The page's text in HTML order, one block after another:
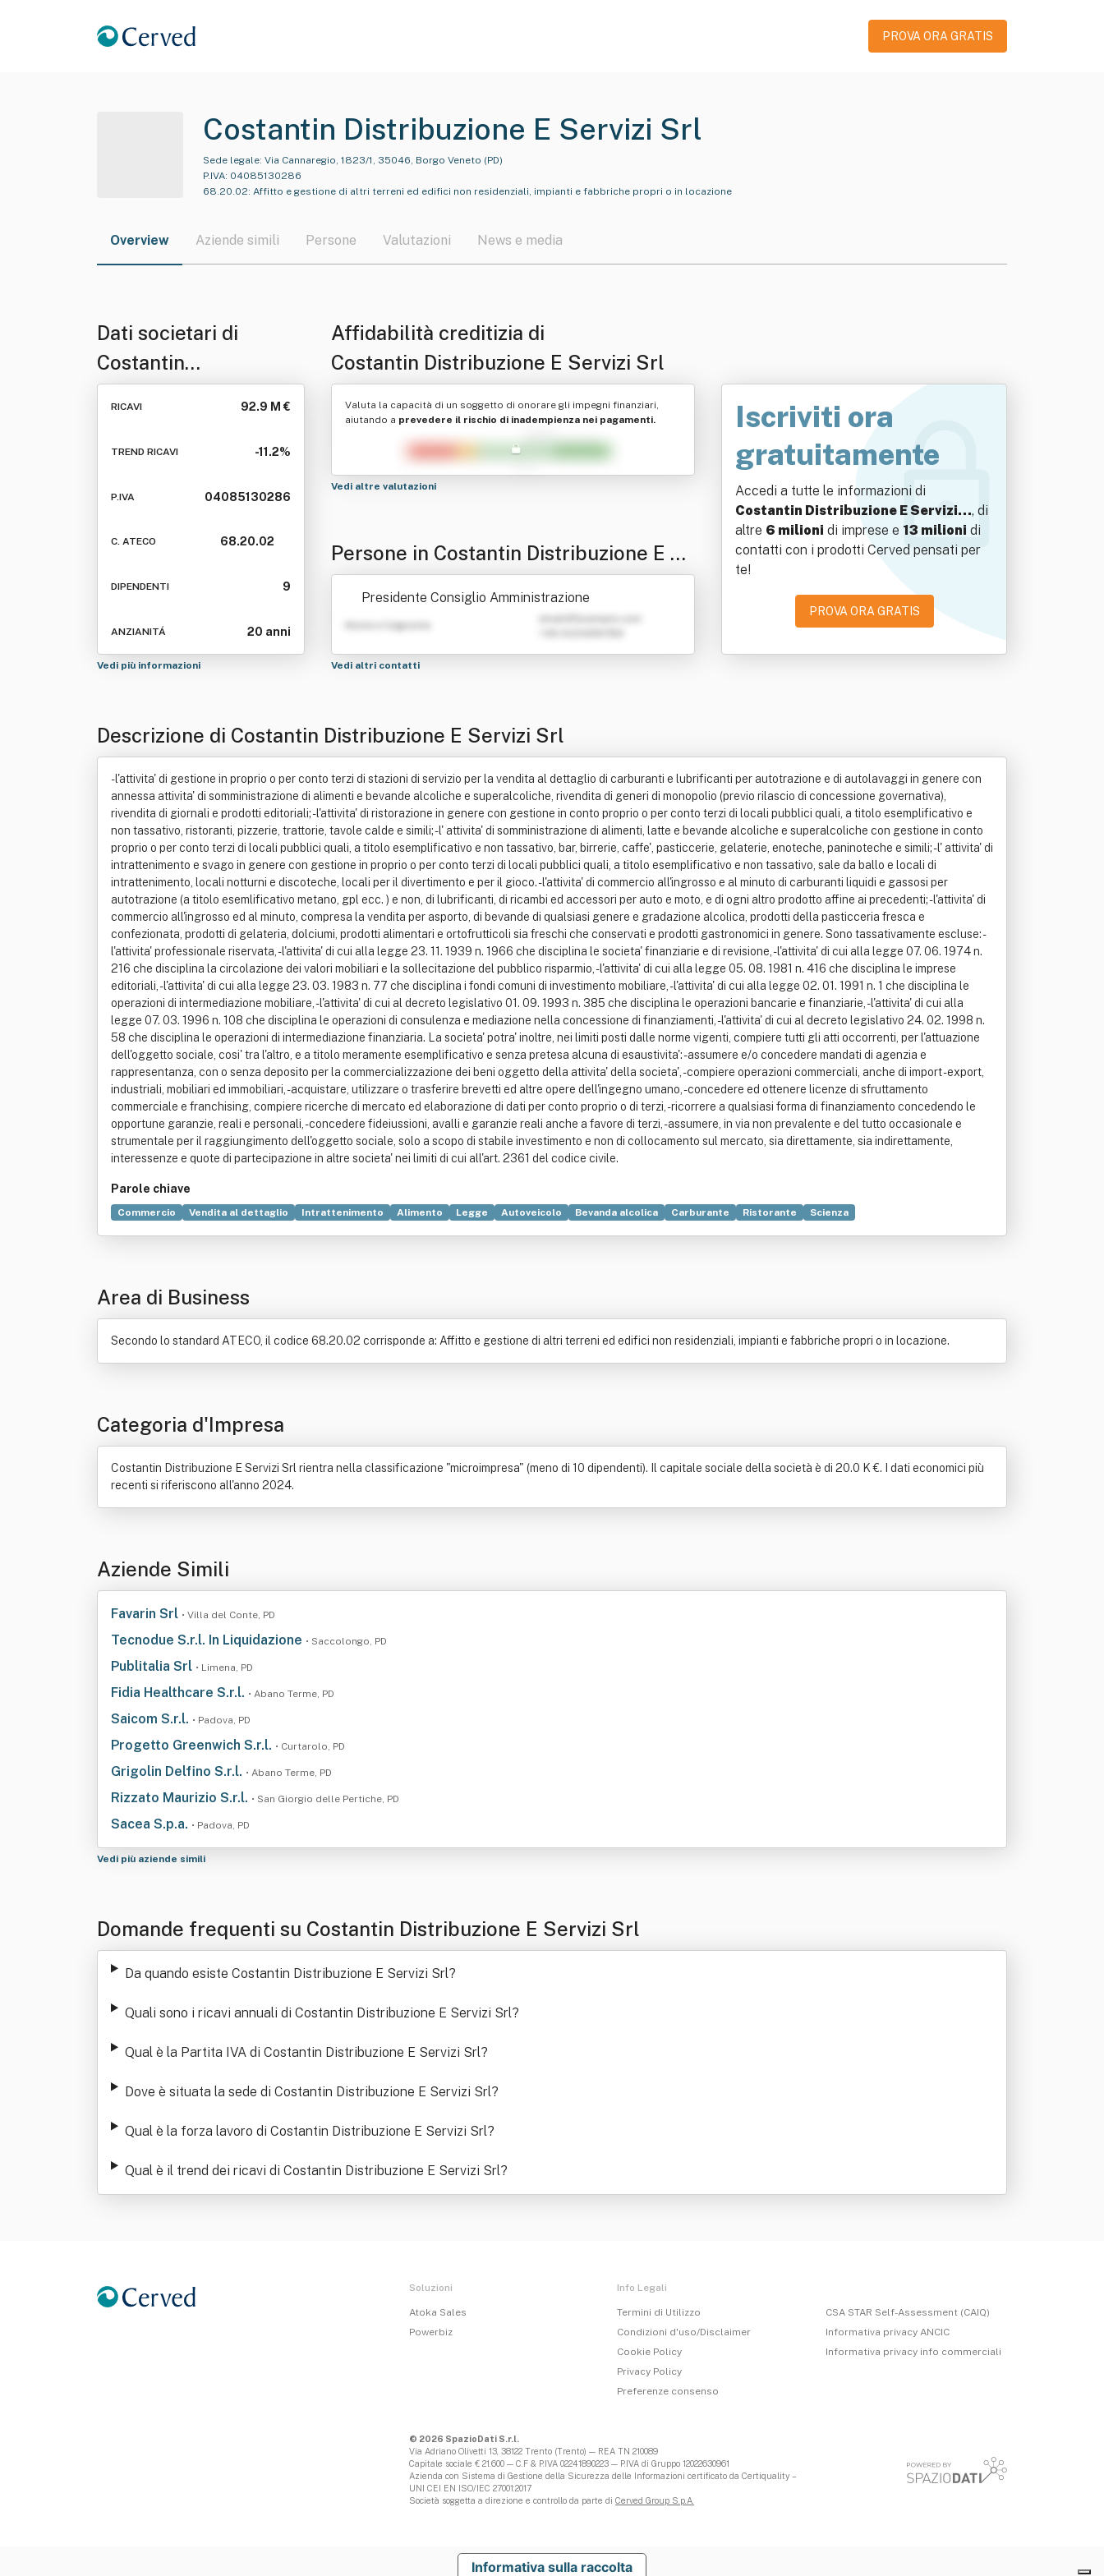
PROVA ORA GRATIS
Costantin Distribuzione E Servizi Srl
Sede legale: Via Cannaregio, 1823/1, 35046, Borgo Veneto (PD)
P.IVA: 04085130286
68.20.02: Affitto e gestione di altri terreni ed edifici non residenziali, impianti e fabbriche propri o in locazione
Overview Aziende simili Persone Valutazioni News e media
Dati societari di
Costantin
Distribuzione E Servizi
RICAVI 92.9 M €
TREND RICAVI -11.2%
P.IVA 04085130286
C. ATECO 68.20.02
DIPENDENTI 9
ANZIANITÁ 20 anni
Vedi più informazioni
Affidabilità creditizia di
Costantin Distribuzione E Servizi Srl
Valuta la capacità di un soggetto di onorare gli impegni finanziari,
aiutando a prevedere il rischio di inadempienza nei pagamenti.
Vedi altre valutazioni
Persone in Costantin Distribuzione E S
ervizi Srl
Presidente Consiglio Amministrazione
Nome e Cognome
Vedi altri contatti
Iscriviti ora
gratuitamente
Accedi a tutte le informazioni di
Costantin Distribuzione E Servizi…, di
altre 6 milioni di imprese e 13 milioni di
contatti con i prodotti Cerved pensati per
te!
PROVA ORA GRATIS
Descrizione di Costantin Distribuzione E Servizi Srl
- l'attivita' di gestione in proprio o per conto terzi di stazioni di servizio per la vendita al dettaglio di carburanti e lubrificanti per autotrazione e di autolavaggi in genere con
annessa attivita' di somministrazione di alimenti e bevande alcoliche e superalcoliche, rivendita di generi di monopolio (previo rilascio di concessione governativa),
rivendita di giornali e prodotti editoriali; - l'attivita' di ristorazione in genere con gestione in conto proprio o per conto terzi di locali pubblici quali, a titolo esemplificativo e
non tassativo, ristoranti, pizzerie, trattorie, tavole calde e simili; - l' attivita' di somministrazione di alimenti, latte e bevande alcoliche e superalcoliche con gestione in conto
proprio o per conto terzi di locali pubblici quali, a titolo esemplificativo e non tassativo, bar, birrerie, caffe', pasticcerie, gelaterie, enoteche, paninoteche e simili; - l' attivita' di
intrattenimento e svago in genere con gestione in proprio o per conto terzi di locali pubblici quali, a titolo esemplificativo e non tassativo, sale da ballo e locali di
intrattenimento, locali notturni e discoteche, locali per il divertimento e per il gioco. - l'attivita' di commercio all'ingrosso e al minuto di carburanti liquidi e gassosi per
autotrazione (a titolo esemlificativo metano, gpl ecc. ) e non, di lubrificanti, di ricambi ed accessori per auto e moto, e di ogni altro prodotto affine ai precedenti; - l'attivita' di
commercio all'ingrosso ed al minuto, compresa la vendita per asporto, di bevande di qualsiasi genere e gradazione alcolica, prodotti della pasticceria fresca e
confezionata, prodotti di gelateria, dolciumi, prodotti alimentari e ortofrutticoli sia freschi che conservati e prodotti gastronomici in genere. Sono tassativamente escluse: -
l'attivita' professionale riservata, - l'attivita' di cui alla legge 23. 11. 1939 n. 1966 che disciplina le societa' finanziarie e di revisione, - l'attivita' di cui alla legge 07. 06. 1974 n.
216 che disciplina la circolazione dei valori mobiliari e la sollecitazione del pubblico risparmio, - l'attivita' di cui alla legge 05. 08. 1981 n. 416 che disciplina le imprese
editoriali, - l'attivita' di cui alla legge 23. 03. 1983 n. 77 che disciplina i fondi comuni di investimento mobiliare, - l'attivita' di cui alla legge 02. 01. 1991 n. 1 che disciplina le
operazioni di intermediazione mobiliare, - l'attivita' di cui al decreto legislativo 01. 09. 1993 n. 385 che disciplina le operazioni bancarie e finanziarie, - l'attivita' di cui alla
legge 07. 03. 1996 n. 108 che disciplina le operazioni di consulenza e mediazione nella concessione di finanziamenti, - l'attivita' di cui al decreto legislativo 24. 02. 1998 n.
58 che disciplina le operazioni di intermediazione finanziaria. La societa' potra' inoltre, nei limiti posti dalle norme vigenti, compiere tutti gli atti occorrenti, per l'attuazione
dell'oggetto sociale, cosi' tra l'altro, e a titolo meramente esemplificativo e senza pretesa alcuna di esaustivita': - assumere e/o concedere mandati di agenzia e
rappresentanza, con o senza deposito per la commercializzazione dei beni oggetto della attivita' della societa', - compiere operazioni commerciali, anche di import - export,
industriali, mobiliari ed immobiliari, - acquistare, utilizzare o trasferire brevetti ed altre opere dell'ingegno umano, - concedere ed ottenere licenze di sfruttamento
commerciale e franchising, compiere ricerche di mercato ed elaborazione di dati per conto proprio o di terzi, - ricorrere a qualsiasi forma di finanziamento concedendo le
opportune garanzie, reali e personali, - concedere fideiussioni, avalli e garanzie reali anche a favore di terzi, - assumere, in via non prevalente e del tutto occasionale e
strumentale per il raggiungimento dell'oggetto sociale, solo a scopo di stabile investimento e non di collocamento sul mercato, sia direttamente, sia indirettamente,
interessenze e quote di partecipazione in altre societa' nei limiti di cui all'art. 2361 del codice civile.
Parole chiave
Commercio Vendita al dettaglio Intrattenimento Alimento Legge Autoveicolo Bevanda alcolica Carburante Ristorante Scienza
Area di Business
Secondo lo standard ATECO, il codice 68.20.02 corrisponde a: Affitto e gestione di altri terreni ed edifici non residenziali, impianti e fabbriche propri o in locazione.
Categoria d'Impresa
Costantin Distribuzione E Servizi Srl rientra nella classificazione "microimpresa" (meno di 10 dipendenti). Il capitale sociale della società è di 20.0 K €. I dati economici più
recenti si riferiscono all'anno 2024.
Aziende Simili
Favarin Srl • Villa del Conte, PD
Tecnodue S.r.l. In Liquidazione • Saccolongo, PD
Publitalia Srl • Limena, PD
Fidia Healthcare S.r.l. • Abano Terme, PD
Saicom S.r.l. • Padova, PD
Progetto Greenwich S.r.l. • Curtarolo, PD
Grigolin Delfino S.r.l. • Abano Terme, PD
Rizzato Maurizio S.r.l. • San Giorgio delle Pertiche, PD
Sacea S.p.a. • Padova, PD
Vedi più aziende simili
Domande frequenti su Costantin Distribuzione E Servizi Srl
Da quando esiste Costantin Distribuzione E Servizi Srl?
Quali sono i ricavi annuali di Costantin Distribuzione E Servizi Srl?
Qual è la Partita IVA di Costantin Distribuzione E Servizi Srl?
Dove è situata la sede di Costantin Distribuzione E Servizi Srl?
Qual è la forza lavoro di Costantin Distribuzione E Servizi Srl?
Qual è il trend dei ricavi di Costantin Distribuzione E Servizi Srl?
Soluzioni
Atoka Sales
Powerbiz
Info Legali
Termini di Utilizzo
Condizioni d'uso/Disclaimer
Cookie Policy
Privacy Policy
Preferenze consenso
CSA STAR Self-Assessment (CAIQ)
Informativa privacy ANCIC
Informativa privacy info commerciali
© 2026 SpazioDati S.r.l.
Via Adriano Olivetti 13, 38122 Trento (Trento) — REA TN 210089
Capitale sociale € 21.600 — C.F & P.IVA 02241890223 — P.IVA di Gruppo 12022630961
Azienda con Sistema di Gestione della Sicurezza delle Informazioni certificato da Certiquality –
UNI CEI EN ISO/IEC 27001:2017
Società soggetta a direzione e controllo da parte di Cerved Group S.p.A.
Informativa sulla raccolta